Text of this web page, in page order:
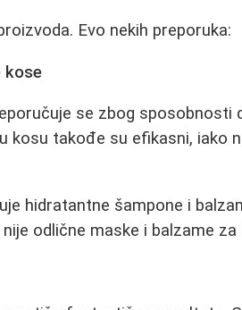
Evo nekih preporuka:
kose
se zbog sposobnosti
kosu takođe su efikasni, iako
hidratantne šampone i
odlične maske i balzame za